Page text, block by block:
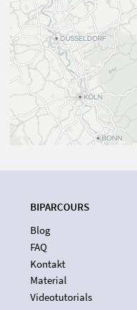
BIPARCOURS
Blog
FAQ
Kontakt
Material
Videotutorials